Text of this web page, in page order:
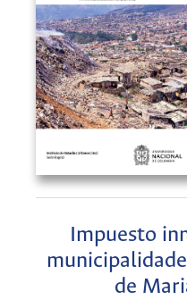
Impuesto
de